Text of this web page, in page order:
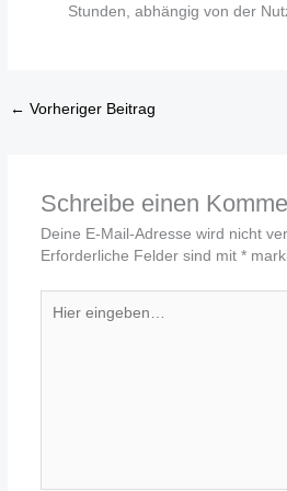
Stunden, abhängig von der
← Vorheriger Beitrag
Schreibe einen
Deine E-Mail-Adresse wird nicht
Erforderliche Felder sind mit *
eingeben…